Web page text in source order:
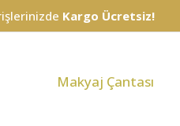
Makyaj Çantası
Kargo Ücretsiz!